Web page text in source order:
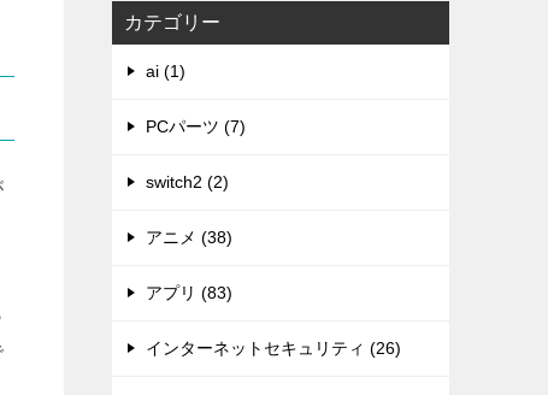
カテゴリー
ai (1)
PCパーツ (7)
switch2 (2)
アニメ (38)
アプリ (83)
インターネットセキュリティ (26)